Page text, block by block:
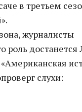
в третьем
журналисты
достанется
слухи: